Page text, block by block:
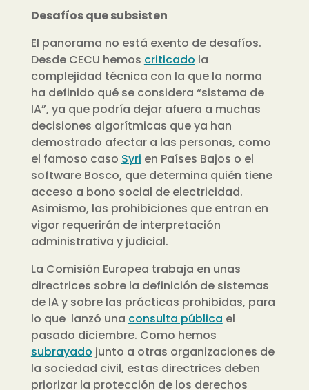
Desafíos que subsisten
El panorama no está exento de desafíos.
Desde CECU hemos criticado la
complejidad técnica con la que la norma
ha definido qué se considera “sistema de
IA”, ya que podría dejar afuera a muchas
decisiones algorítmicas que ya han
demostrado afectar a las personas, como
el famoso caso Syri en Países Bajos o el
software Bosco, que determina quién tiene
acceso a bono social de electricidad.
Asimismo, las prohibiciones que entran en
vigor requerirán de interpretación
administrativa y judicial.
La Comisión Europea trabaja en unas
directrices sobre la definición de sistemas
de IA y sobre las prácticas prohibidas, para
lo que lanzó una consulta pública el
pasado diciembre. Como hemos
subrayado junto a otras organizaciones de
la sociedad civil, estas directrices deben
priorizar la protección de los derechos